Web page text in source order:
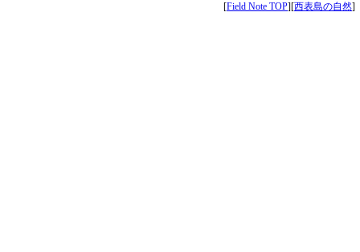
[Field Note TOP][西表島の自然]